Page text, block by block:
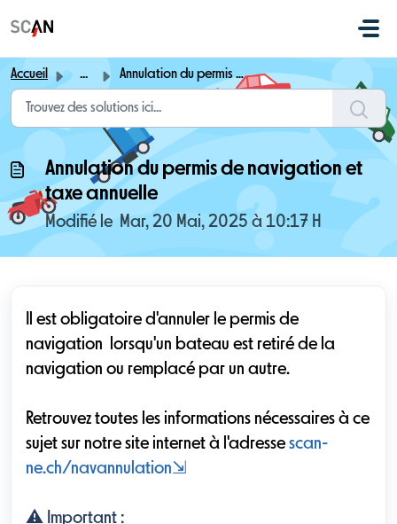
Accueil ... Annulation du permis de navigation et taxe annuelle
Annulation du permis de navigation et
taxe annuelle
Modifié le Mar, 20 Mai, 2025 à 10:17 H
Il est obligatoire d'annuler le permis de
navigation lorsqu'un bateau est retiré de la
navigation ou remplacé par un autre.
Retrouvez toutes les informations nécessaires à ce
sujet sur notre site internet à l'adresse scan-
ne.ch/navannulation⇲
⚠️ Important :